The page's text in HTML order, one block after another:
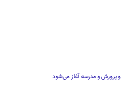
پرورش و مدرسه آغاز می‌شود